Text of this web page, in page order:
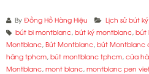
By Đồng Hồ Hàng Hiệu
Lịch sử bút ký
bút bi montblanc, bút ký montblanc, bút
Montblanc, Bút Montblanc, bút Montblanc
hãng tphcm, bút montblanc tphcm, cửa
Montblanc, mont blanc, montblanc pen